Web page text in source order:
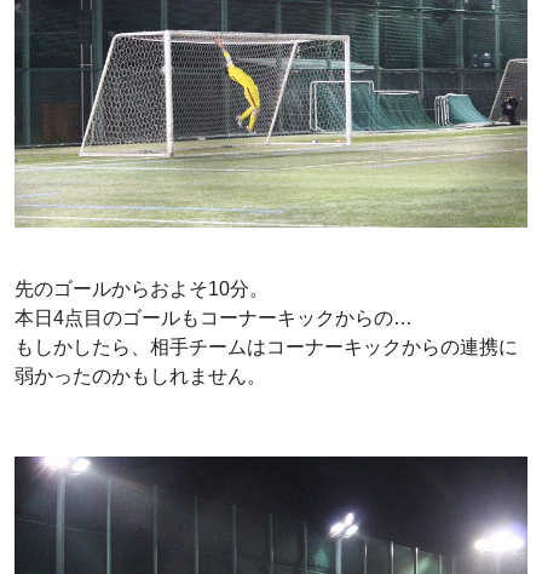
先のゴールからおよそ10分。
本日4点目のゴールもコーナーキックからの…
もしかしたら、相手チームはコーナーキックからの連携に
弱かったのかもしれません。